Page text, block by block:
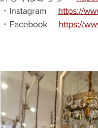
・Instagram https://
・Facebook https://